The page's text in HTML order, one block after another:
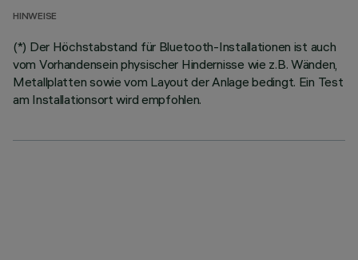
HINWEISE
(*) Der Höchstabstand für Bluetooth-Installationen ist auch
vom Vorhandensein physischer Hindernisse wie z.B. Wänden,
Metallplatten sowie vom Layout der Anlage bedingt. Ein Test
am Installationsort wird empfohlen.